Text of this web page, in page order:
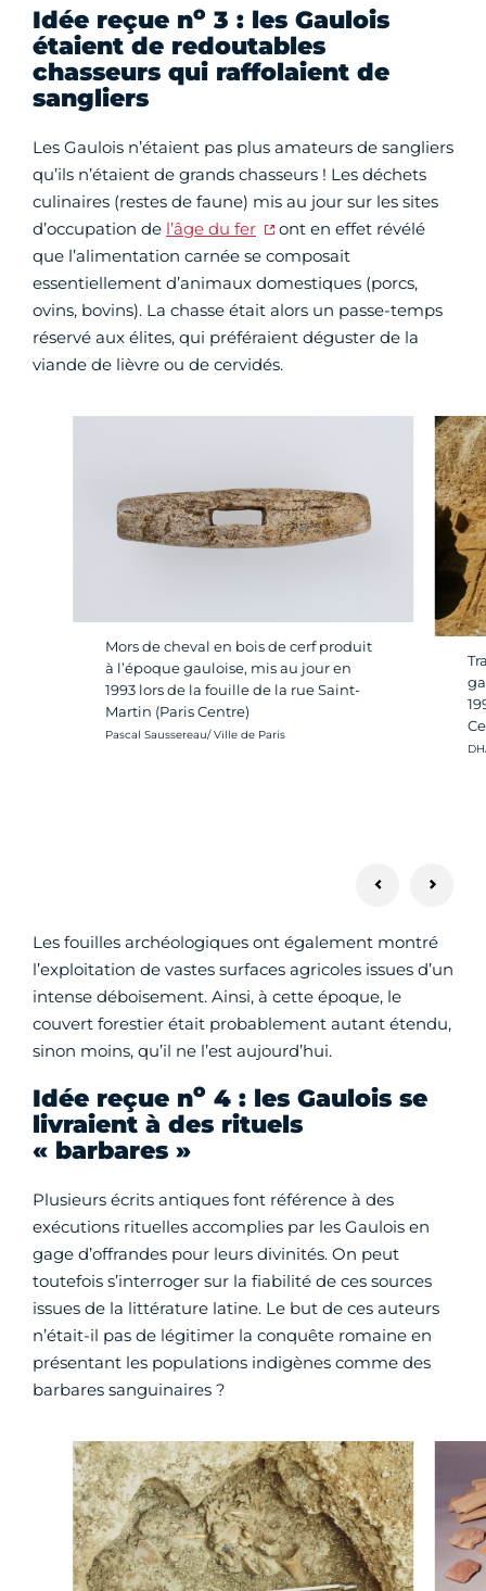
Idée reçue no 3 : les Gaulois
étaient de redoutables
chasseurs qui raffolaient de
sangliers
Les Gaulois n’étaient pas plus amateurs de sangliers
qu’ils n’étaient de grands chasseurs ! Les déchets
culinaires (restes de faune) mis au jour sur les sites
d’occupation de l’âge du fer
ont en effet révélé
que l’alimentation carnée se composait
essentiellement d’animaux domestiques (porcs,
ovins, bovins). La chasse était alors un passe-temps
réservé aux élites, qui préféraient déguster de la
viande de lièvre ou de cervidés.
Mors de cheval en bois de cerf produit
à l’époque gauloise, mis au jour en
1993 lors de la fouille de la rue Saint-
Martin (Paris Centre)
Crédit photo :
Pascal Saussereau/ Ville de Paris
Les fouilles archéologiques ont également montré
l’exploitation de vastes surfaces agricoles issues d’un
intense déboisement. Ainsi, à cette époque, le
couvert forestier était probablement autant étendu,
sinon moins, qu’il ne l’est aujourd’hui.
Idée reçue no 4 : les Gaulois se
livraient à des rituels
« barbares »
Plusieurs écrits antiques font référence à des
exécutions rituelles accomplies par les Gaulois en
gage d’offrandes pour leurs divinités. On peut
toutefois s’interroger sur la fiabilité de ces sources
issues de la littérature latine. Le but de ces auteurs
n’était-il pas de légitimer la conquête romaine en
présentant les populations indigènes comme des
barbares sanguinaires ?